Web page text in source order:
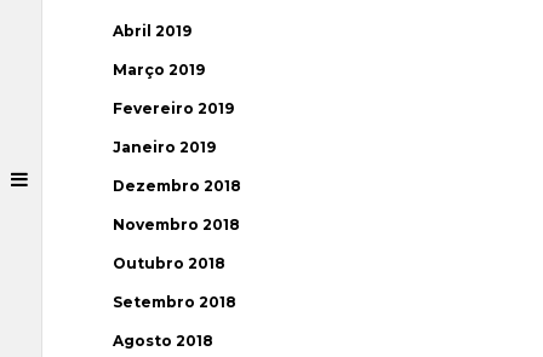
Abril 2019
Março 2019
Fevereiro 2019
Janeiro 2019
Dezembro 2018
Novembro 2018
Outubro 2018
Setembro 2018
Agosto 2018